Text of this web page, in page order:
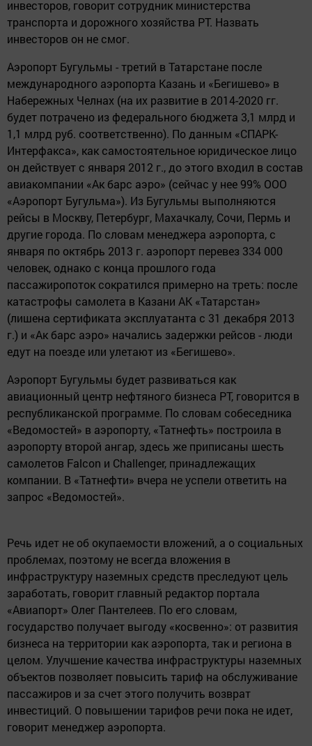
инвесторов, говорит сотрудник министерства
транспорта и дорожного хозяйства РТ. Назвать
инвесторов он не смог.
Аэропорт Бугульмы - третий в Татарстане после
международного аэропорта Казань и «Бегишево» в
Набережных Челнах (на их развитие в 2014-2020 гг.
будет потрачено из федерального бюджета 3,1 млрд и
1,1 млрд руб. соответственно). По данным «СПАРК-
Интерфакса», как самостоятельное юридическое лицо
он действует с января 2012 г., до этого входил в состав
авиакомпании «Ак барс аэро» (сейчас у нее 99% ООО
«Аэропорт Бугульма»). Из Бугульмы выполняются
рейсы в Москву, Петербург, Махачкалу, Сочи, Пермь и
другие города. По словам менеджера аэропорта, с
января по октябрь 2013 г. аэропорт перевез 334 000
человек, однако с конца прошлого года
пассажиропоток сократился примерно на треть: после
катастрофы самолета в Казани АК «Татарстан»
(лишена сертификата эксплуатанта с 31 декабря 2013
г.) и «Ак барс аэро» начались задержки рейсов - люди
едут на поезде или улетают из «Бегишево».
Аэропорт Бугульмы будет развиваться как
авиационный центр нефтяного бизнеса РТ, говорится в
республиканской программе. По словам собеседника
«Ведомостей» в аэропорту, «Татнефть» построила в
аэропорту второй ангар, здесь же приписаны шесть
самолетов Falcon и Challenger, принадлежащих
компании. В «Татнефти» вчера не успели ответить на
запрос «Ведомостей».
Речь идет не об окупаемости вложений, а о социальных
проблемах, поэтому не всегда вложения в
инфраструктуру наземных средств преследуют цель
заработать, говорит главный редактор портала
«Авиапорт» Олег Пантелеев. По его словам,
государство получает выгоду «косвенно»: от развития
бизнеса на территории как аэропорта, так и региона в
целом. Улучшение качества инфраструктуры наземных
объектов позволяет повысить тариф на обслуживание
пассажиров и за счет этого получить возврат
инвестиций. О повышении тарифов речи пока не идет,
говорит менеджер аэропорта.